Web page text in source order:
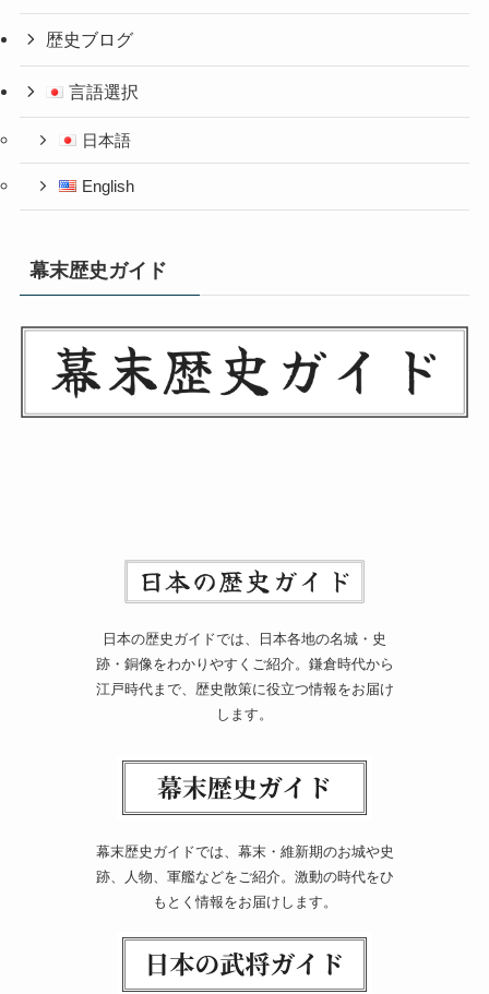
歴史ブログ
言語選択
日本語
English
幕末歴史ガイド
日本の歴史ガイドでは、日本各地の名城・史
跡・銅像をわかりやすくご紹介。鎌倉時代から
江戸時代まで、歴史散策に役立つ情報をお届け
します。
幕末歴史ガイドでは、幕末・維新期のお城や史
跡、人物、軍艦などをご紹介。激動の時代をひ
もとく情報をお届けします。